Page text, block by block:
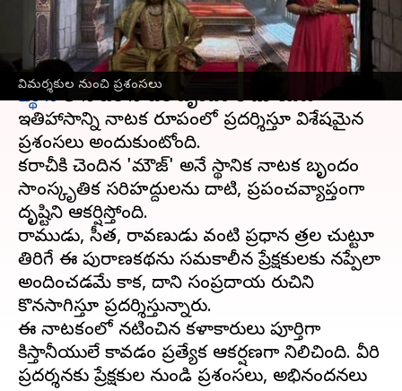
విమర్శకుల నుంచి ప్రశంసలు
వ్రాసిన వారు Sirish Praharaju Jul 14, 2025 11:58 am
ఈ వార్తాకథనం ఏంటి
పాకిస్థాన్లోని ఒక నాటక బృందం రామాయణ
ఇతిహాసాన్ని నాటక రూపంలో ప్రదర్శిస్తూ విశేషమైన
ప్రశంసలు అందుకుంటోంది.
కరాచీకి చెందిన 'మౌజ్' అనే స్థానిక నాటక బృందం
సాంస్కృతిక సరిహద్దులను దాటి, ప్రపంచవ్యాప్తంగా
దృష్టిని ఆకర్షిస్తోంది.
రాముడు, సీత, రావణుడు వంటి ప్రధాన పాత్రల చుట్టూ
తిరిగే ఈ పురాణకథను సమకాలీన ప్రేక్షకులకు నప్పేలా
అందించడమే కాక, దాని సంప్రదాయ రుచిని
కొనసాగిస్తూ ప్రదర్శిస్తున్నారు.
ఈ నాటకంలో నటించిన కళాకారులు పూర్తిగా
పాకిస్తానీయులే కావడం ప్రత్యేక ఆకర్షణగా నిలిచింది. వీరి
ప్రదర్శనకు ప్రేక్షకుల నుండి ప్రశంసలు, అభినందనలు